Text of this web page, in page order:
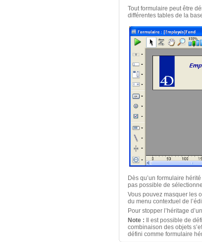
Tout formulaire peut être
différentes tables de la
Dès qu’un formulaire
pas possible de
Vous pouvez masquer les
du menu contextuel de
Pour stopper l’héritage
Note : Il est possible de
combinaison des objets
défini comme formulaire